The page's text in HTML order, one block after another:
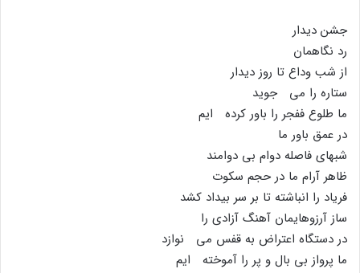
جشن دیدار
رد نگاهمان
از شب وداع تا روز دیدار
ستاره را مى جوید
ما طلوع ففجر را باور کرده ایم
در عمق باور ما
شبهاى فاصله دوام بى دوامند
ظاهر آرام ما در حجم سکوت
فریاد را انباشته تا بر سر بیداد کشد
ساز آرزوهایمان آهنگ آزادى را
در دستگاه اعتراض به قفس مى نوازد
ما پرواز بى بال و پر را آموخته ایم